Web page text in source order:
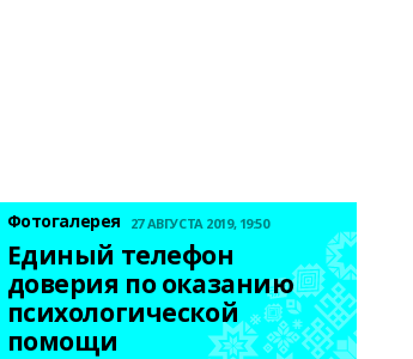
Фотогалерея 27 АВГУСТА 2019, 19:50
Единый телефон
доверия по оказанию
психологической
помощи